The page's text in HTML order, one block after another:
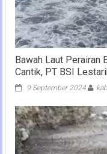
Bawah Laut Perairan
Cantik, PT BSI
9 September 2024